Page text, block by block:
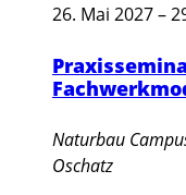
26. Mai 2027–
Naturbau
Oschatz